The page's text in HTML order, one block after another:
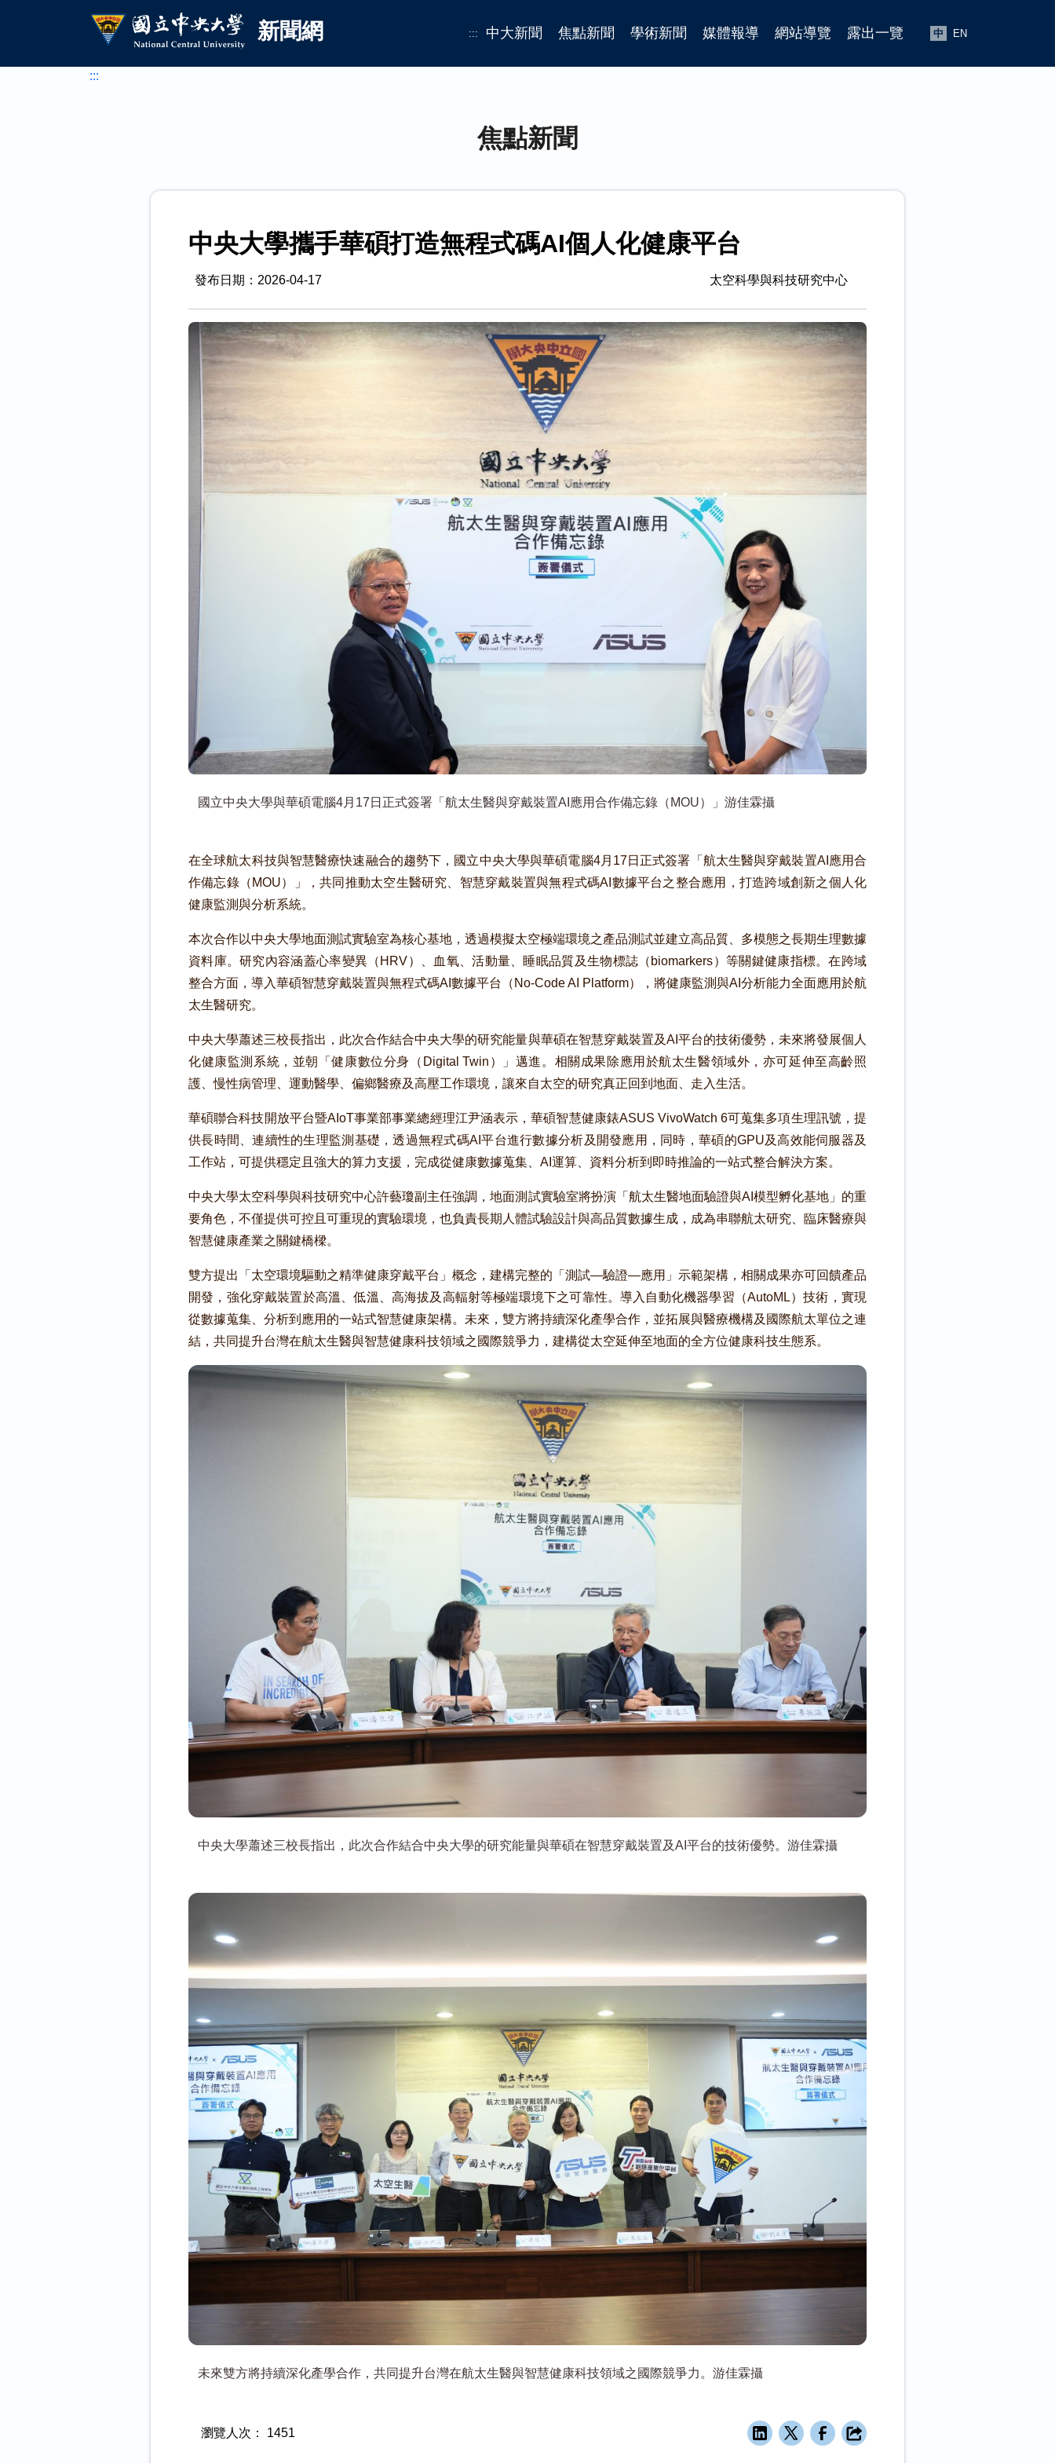
國立中央大學新聞網新聞網 ::: 中大新聞 焦點新聞 學術新聞 媒體報導 網站導覽 露出一覽 中 EN
:::
焦點新聞
中央大學攜手華碩打造無程式碼AI個人化健康平台
發布日期：2026-04-17 太空科學與科技研究中心
國立中央大學與華碩電腦4月17日正式簽署「航太生醫與穿戴裝置AI應用合作備忘錄（MOU）」游佳霖攝
在全球航太科技與智慧醫療快速融合的趨勢下，國立中央大學與華碩電腦4月17日正式簽署「航太生醫與穿戴裝置AI應用合
作備忘錄（MOU）」，共同推動太空生醫研究、智慧穿戴裝置與無程式碼AI數據平台之整合應用，打造跨域創新之個人化
健康監測與分析系統。
本次合作以中央大學地面測試實驗室為核心基地，透過模擬太空極端環境之產品測試並建立高品質、多模態之長期生理數據
資料庫。研究內容涵蓋心率變異（HRV）、血氧、活動量、睡眠品質及生物標誌（biomarkers）等關鍵健康指標。在跨域
整合方面，導入華碩智慧穿戴裝置與無程式碼AI數據平台（No-Code AI Platform），將健康監測與AI分析能力全面應用於航
太生醫研究。
中央大學蕭述三校長指出，此次合作結合中央大學的研究能量與華碩在智慧穿戴裝置及AI平台的技術優勢，未來將發展個人
化健康監測系統，並朝「健康數位分身（Digital Twin）」邁進。相關成果除應用於航太生醫領域外，亦可延伸至高齡照
護、慢性病管理、運動醫學、偏鄉醫療及高壓工作環境，讓來自太空的研究真正回到地面、走入生活。
華碩聯合科技開放平台暨AIoT事業部事業總經理江尹涵表示，華碩智慧健康錶ASUS VivoWatch 6可蒐集多項生理訊號，提
供長時間、連續性的生理監測基礎，透過無程式碼AI平台進行數據分析及開發應用，同時，華碩的GPU及高效能伺服器及
工作站，可提供穩定且強大的算力支援，完成從健康數據蒐集、AI運算、資料分析到即時推論的一站式整合解決方案。
中央大學太空科學與科技研究中心許藝瓊副主任強調，地面測試實驗室將扮演「航太生醫地面驗證與AI模型孵化基地」的重
要角色，不僅提供可控且可重現的實驗環境，也負責長期人體試驗設計與高品質數據生成，成為串聯航太研究、臨床醫療與
智慧健康產業之關鍵橋樑。
雙方提出「太空環境驅動之精準健康穿戴平台」概念，建構完整的「測試—驗證—應用」示範架構，相關成果亦可回饋產品
開發，強化穿戴裝置於高溫、低溫、高海拔及高輻射等極端環境下之可靠性。導入自動化機器學習（AutoML）技術，實現
從數據蒐集、分析到應用的一站式智慧健康架構。未來，雙方將持續深化產學合作，並拓展與醫療機構及國際航太單位之連
結，共同提升台灣在航太生醫與智慧健康科技領域之國際競爭力，建構從太空延伸至地面的全方位健康科技生態系。
中央大學蕭述三校長指出，此次合作結合中央大學的研究能量與華碩在智慧穿戴裝置及AI平台的技術優勢。游佳霖攝
未來雙方將持續深化產學合作，共同提升台灣在航太生醫與智慧健康科技領域之國際競爭力。游佳霖攝
瀏覽人次： 1451